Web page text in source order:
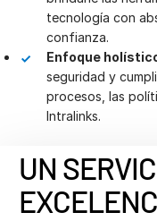
tecnología con
confianza.
Enfoque
seguridad y
procesos, las
Intralinks.
UN